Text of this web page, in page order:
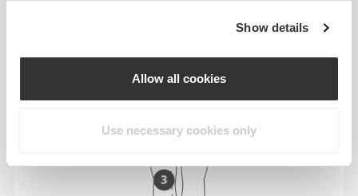
Show details
Allow all cookies
Use necessary cookies only